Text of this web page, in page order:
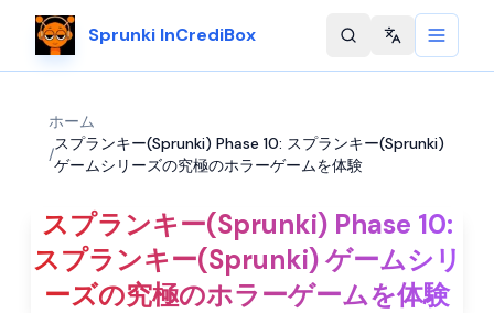
Sprunki InCrediBox Change
ホーム
/
スプランキー(Sprunki) Phase 10: スプランキー(Sprunki)
ゲームシリーズの究極のホラーゲームを体験
スプランキー(Sprunki) Phase 10:
スプランキー(Sprunki) ゲームシリ
ーズの究極のホラーゲームを体験